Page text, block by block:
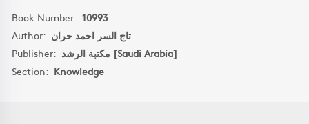
Book Number: 10993
Author: تاج السر احمد حران
Publisher:
مكتبة الرشد [Saudi Arabia]
Section: Knowledge